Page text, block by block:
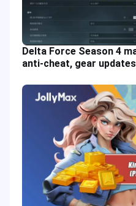
Delta Force Season 4
anti-cheat, gear